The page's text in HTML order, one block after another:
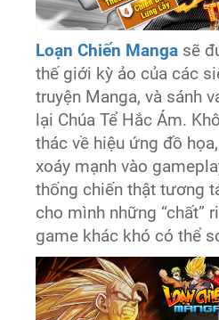
Loạn Chiến Manga sẽ
thế giới kỳ ảo của các
truyện Manga, và sánh
lại Chúa Tể Hắc Ám.
thác về hiệu ứng đồ
xoáy mạnh vào
thống chiến thật tương
cho mình những “chất”
game khác khó có thể